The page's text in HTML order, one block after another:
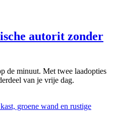
autorit zonder
de minuut. Met twee laadopties
van je vrije dag.